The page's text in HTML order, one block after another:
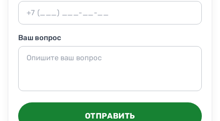
Ваш вопрос
ОТПРАВИТЬ